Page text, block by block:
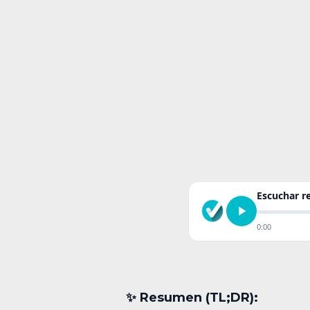
Escuchar
0:00
✨︎ Resumen (TL;DR):